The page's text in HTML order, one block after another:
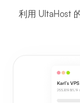
利用 UltaHost